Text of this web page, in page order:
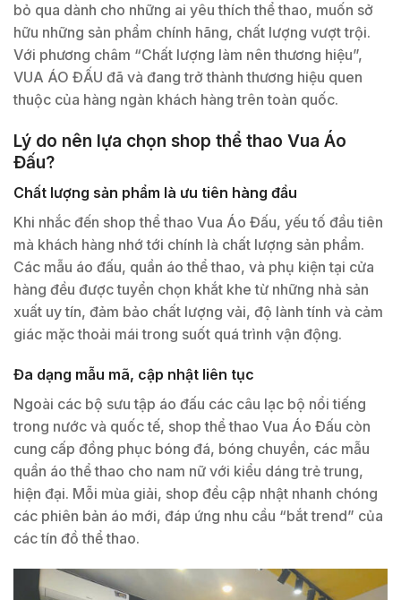
bỏ qua dành cho những ai yêu thích thể thao, muốn sở
hữu những sản phẩm chính hãng, chất lượng vượt trội.
Với phương châm “Chất lượng làm nên thương hiệu”,
VUA ÁO ĐẤU đã và đang trở thành thương hiệu quen
thuộc của hàng ngàn khách hàng trên toàn quốc.
Lý do nên lựa chọn shop thể thao Vua Áo
Đấu?
Chất lượng sản phẩm là ưu tiên hàng đầu
Khi nhắc đến shop thể thao Vua Áo Đấu, yếu tố đầu tiên
mà khách hàng nhớ tới chính là chất lượng sản phẩm.
Các mẫu áo đấu, quần áo thể thao, và phụ kiện tại cửa
hàng đều được tuyển chọn khắt khe từ những nhà sản
xuất uy tín, đảm bảo chất lượng vải, độ lành tính và cảm
giác mặc thoải mái trong suốt quá trình vận động.
Đa dạng mẫu mã, cập nhật liên tục
Ngoài các bộ sưu tập áo đấu các câu lạc bộ nổi tiếng
trong nước và quốc tế, shop thể thao Vua Áo Đấu còn
cung cấp đồng phục bóng đá, bóng chuyền, các mẫu
quần áo thể thao cho nam nữ với kiểu dáng trẻ trung,
hiện đại. Mỗi mùa giải, shop đều cập nhật nhanh chóng
các phiên bản áo mới, đáp ứng nhu cầu “bắt trend” của
các tín đồ thể thao.